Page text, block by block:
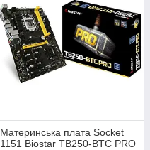
Материнська плата Socket
1151 Biostar TB250-BTC PRO